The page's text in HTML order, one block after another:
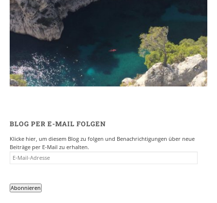
Ein Campervan Roadtrip durch die
BLOG PER E-MAIL FOLGEN
Klicke hier, um diesem Blog zu folgen und Benachrichtigungen über neue
Beiträge per E-Mail zu erhalten.
E-
MAIL-
Abonnieren